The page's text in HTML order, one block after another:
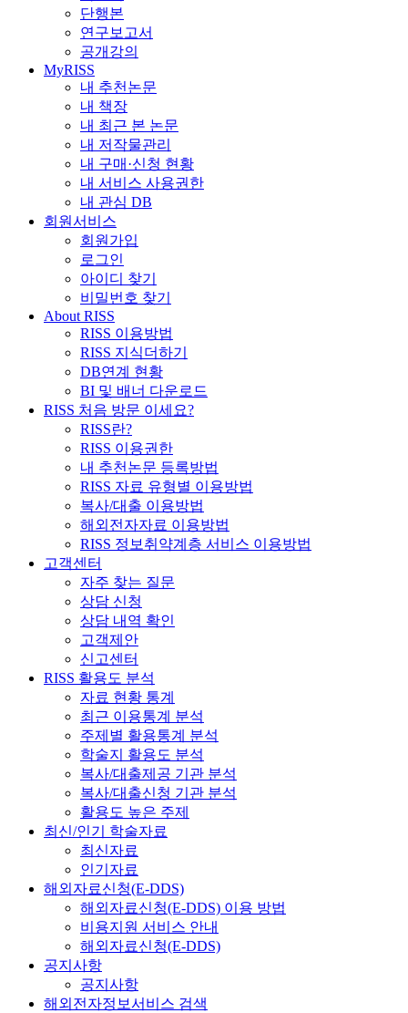
단행본
연구보고서
공개강의
MyRISS
내 추천논문
내 책장
내 최근 본 논문
내 저작물관리
내 구매·신청 현황
내 서비스 사용권한
내 관심 DB
회원서비스
회원가입
로그인
아이디 찾기
비밀번호 찾기
About RISS
RISS 이용방법
RISS 지식더하기
DB연계 현황
BI 및 배너 다운로드
RISS 처음 방문 이세요?
RISS란?
RISS 이용권한
내 추천논문 등록방법
RISS 자료 유형별 이용방법
복사/대출 이용방법
해외전자자료 이용방법
RISS 정보취약계층 서비스 이용방법
고객센터
자주 찾는 질문
상담 신청
상담 내역 확인
고객제안
신고센터
RISS 활용도 분석
자료 현황 통계
최근 이용통계 분석
주제별 활용통계 분석
학술지 활용도 분석
복사/대출제공 기관 분석
복사/대출신청 기관 분석
활용도 높은 주제
최신/인기 학술자료
최신자료
인기자료
해외자료신청(E-DDS)
해외자료신청(E-DDS) 이용 방법
비용지원 서비스 안내
해외자료신청(E-DDS)
공지사항
공지사항
해외전자정보서비스 검색